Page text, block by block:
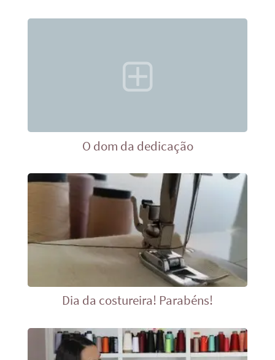
O dom da dedicação
Dia da costureira! Parabéns!